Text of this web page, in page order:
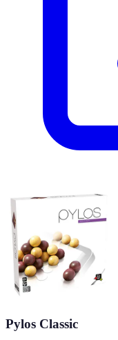
Pylos Classic